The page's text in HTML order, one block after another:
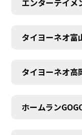
タイヨーネオ富
タイヨーネオ高
ホームラン